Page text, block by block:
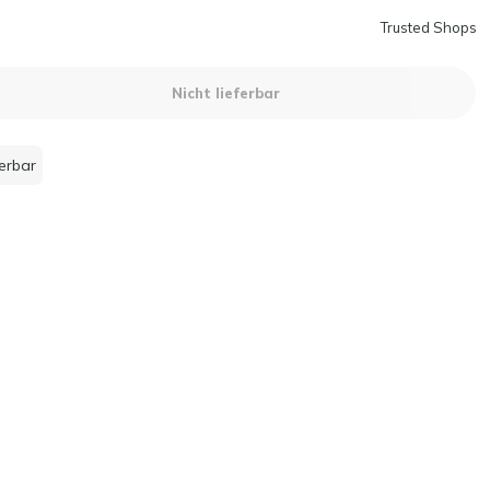
Trusted Shops
Nicht lieferbar